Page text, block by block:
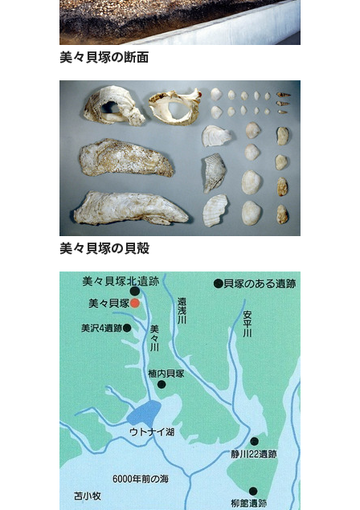
美々貝塚の断面
美々貝塚の貝殻